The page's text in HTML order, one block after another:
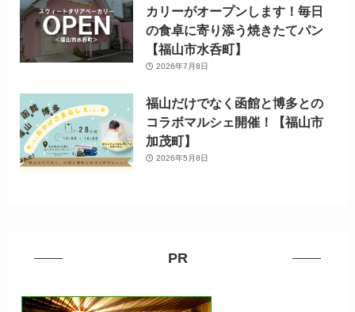
カリーがオープンします！毎日
の食卓に寄り添う焼きたてパン
【福山市水呑町】
2026年7月8日
福山だけでなく函館と博多との
コラボマルシェ開催！【福山市
加茂町】
2026年5月8日
PR